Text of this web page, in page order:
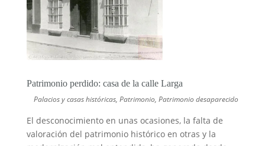
Patrimonio perdido: casa de la calle Larga
Palacios y casas históricas,Patrimonio,Patrimonio desaparecido
El desconocimiento en unas ocasiones, la falta de
valoración del patrimonio histórico en otras y la